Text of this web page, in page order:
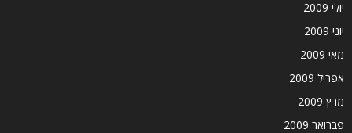
יולי 2009
יוני 2009
מאי 2009
אפריל 2009
מרץ 2009
פברואר 2009